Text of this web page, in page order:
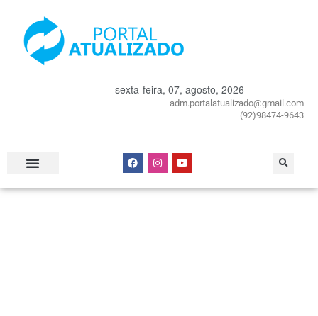
sexta-feira, 07, agosto, 2026
adm.portalatualizado@gmail.com
(92)98474-9643